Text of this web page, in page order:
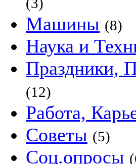
Машины (8)
Наука и
Праздники,
(12)
Работа,
Советы (5)
Соц.опросы